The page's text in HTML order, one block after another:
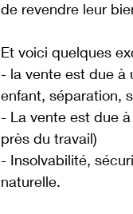
de revendre leur
Et voici quelques
- la vente est due à
enfant, séparation,
- La vente est due
près du travail)
- Insolvabilité,
naturelle.